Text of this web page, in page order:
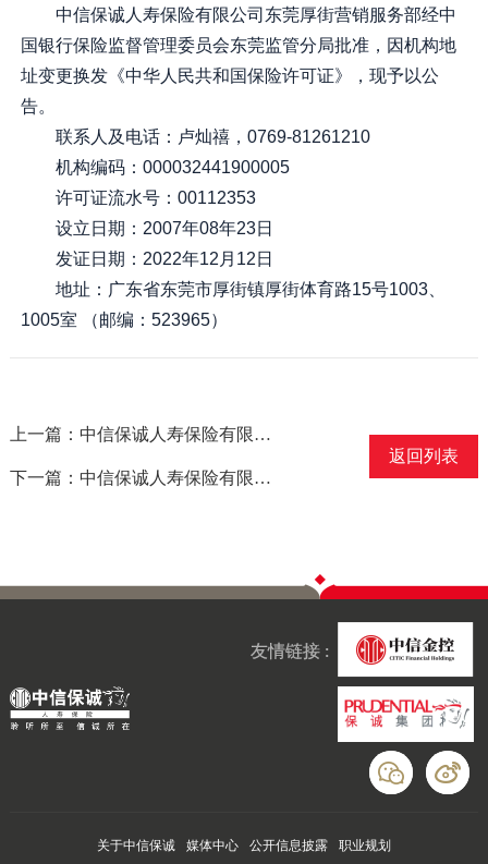
中信保诚人寿保险有限公司东莞厚街营销服务部经中
国银行保险监督管理委员会东莞监管分局批准，因机构地
址变更换发《中华人民共和国保险许可证》，现予以公
告。
联系人及电话：卢灿禧，0769-81261210
机构编码：000032441900005
许可证流水号：00112353
设立日期：2007年08年23日
发证日期：2022年12月12日
地址：广东省东莞市厚街镇厚街体育路15号1003、
1005室 （邮编：523965）
上一篇：中信保诚人寿保险有限公司清远英德营销服务部保险许可证换发公告
下一篇：中信保诚人寿保险有限公司佛山顺德营销服务部保险许可证换发公告
返回列表
友情链接 :
关于中信保诚 媒体中心 公开信息披露 职业规划